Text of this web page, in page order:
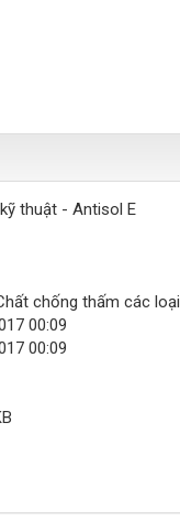
thuật - Antisol E
chống thấm các loại
00:09
00:09